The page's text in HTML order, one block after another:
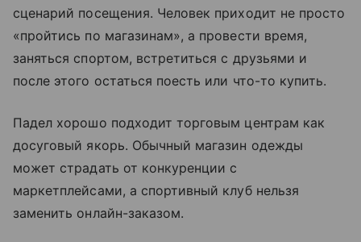
сценарий посещения. Человек приходит не просто
«пройтись по магазинам», а провести время,
заняться спортом, встретиться с друзьями и
после этого остаться поесть или что-то купить.
Падел хорошо подходит торговым центрам как
досуговый якорь. Обычный магазин одежды
может страдать от конкуренции с
маркетплейсами, а спортивный клуб нельзя
заменить онлайн-заказом.